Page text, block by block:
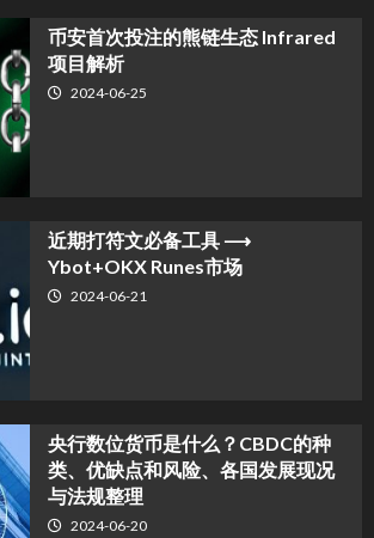
币安首次投注的熊链生态 Infrared
项目解析
2024-06-25
近期打符文必备工具 ⟶
Ybot+OKX Runes市场
2024-06-21
央行数位货币是什么？CBDC的种
类、优缺点和风险、各国发展现况
与法规整理
2024-06-20